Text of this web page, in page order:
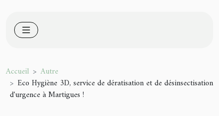
Accueil
Autre
Eco Hygiène 3D, service de dératisation et de désinsectisation
d'urgence à Martigues !